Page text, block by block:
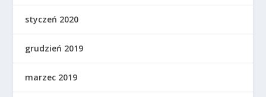
styczeń 2020
grudzień 2019
marzec 2019